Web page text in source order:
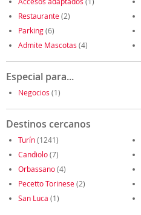
Restaurante(2)
Parking(6)
Admite Mascotas (4)
Especial para...
Negocios (1)
Destinos cercanos
Turín(1241)
Candiolo(7)
Orbassano(4)
Pecetto Torinese(2)
San Luca (1)